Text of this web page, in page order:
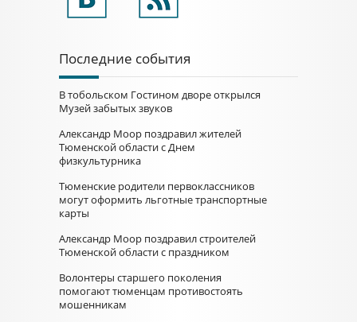
Последние события
В тобольском Гостином дворе открылся
Музей забытых звуков
Александр Моор поздравил жителей
Тюменской области с Днем
физкультурника
Тюменские родители первоклассников
могут оформить льготные транспортные
карты
Александр Моор поздравил строителей
Тюменской области с праздником
Волонтеры старшего поколения
помогают тюменцам противостоять
мошенникам